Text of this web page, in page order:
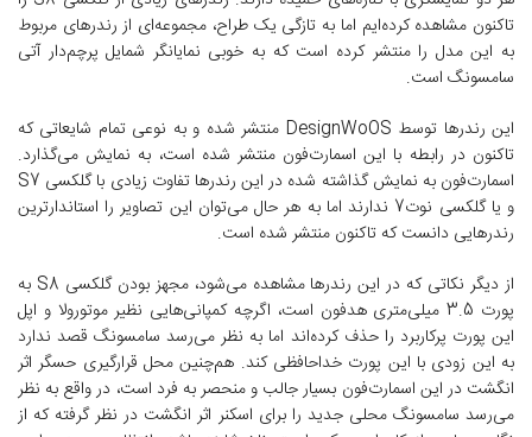
تاکنون مشاهده کرده‌ایم اما به تازگی یک طراح، مجموعه‌ای از رندرهای مربوط
به این مدل را منتشر کرده است که به خوبی نمایانگر شمایل پرچم‌دار آتی
سامسونگ است.
این رندرها توسط DesignWoOS منتشر شده و به نوعی تمام شایعاتی که
تاکنون در رابطه با این اسمارت‌فون منتشر شده است، به نمایش می‌گذارد.
اسمارت‌فون به نمایش گذاشته شده در این رندرها تفاوت زیادی با گلکسی S7
و یا گلکسی نوت7 ندارند اما به هر حال می‌توان این تصاویر را استاندارترین
رندرهایی دانست که تاکنون منتشر شده است.
از دیگر نکاتی که در این رندرها مشاهده می‌شود، مجهز بودن گلکسی S8 به
پورت 3.5 میلی‌متری هدفون است، اگرچه کمپانی‌هایی نظیر موتورولا و اپل
این پورت پرکاربرد را حذف کرده‌اند اما به نظر می‌رسد سامسونگ قصد ندارد
به این زودی با این پورت خداحافظی کند. هم‌چنین محل قرارگیری حسگر اثر
انگشت در این اسمارت‌فون بسیار جالب و منحصر به فرد است، در واقع به نظر
می‌رسد سامسونگ محلی جدید را برای اسکنر اثر انگشت در نظر گرفته که از